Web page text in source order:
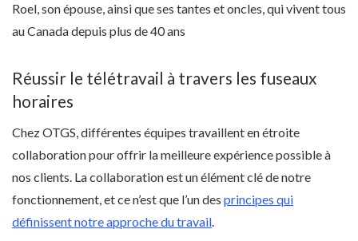
Roel, son épouse, ainsi que ses tantes et oncles, qui vivent tous
au Canada depuis plus de 40 ans
Réussir le télétravail à travers les fuseaux
horaires
Chez OTGS, différentes équipes travaillent en étroite
collaboration pour offrir la meilleure expérience possible à
nos clients. La collaboration est un élément clé de notre
fonctionnement, et ce n’est que l’un des principes qui
définissent notre approche du travail